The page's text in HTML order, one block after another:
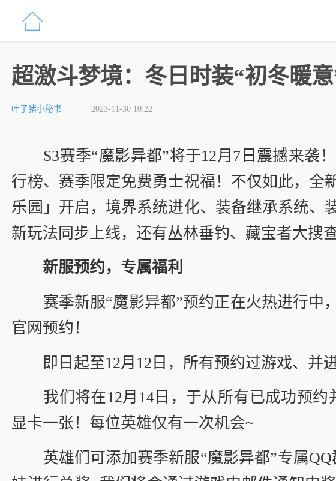
超激斗梦境：冬日时装“初冬暖意
叶子猪小秘书 2023-11-30 10:22
S3赛季“魔影异都”将于12月7日震撼来袭
行榜、赛季限定免费勇士祝福！不仅如此，全
乐园」开启，境界系统进化、装备继承系统、
新玩法同步上线，还有丛林垂钓、藏宝者大搜
新服预约，专属福利
赛季新服“魔影异都”预约正在火热进行中
官网预约！
即日起至12月12日，所有预约过游戏、并进
我们将在12月14日，于从所有已成功预约
显卡一张！每位英雄仅有一次机会~
英雄们可添加赛季新服“魔影异都”专属QQ